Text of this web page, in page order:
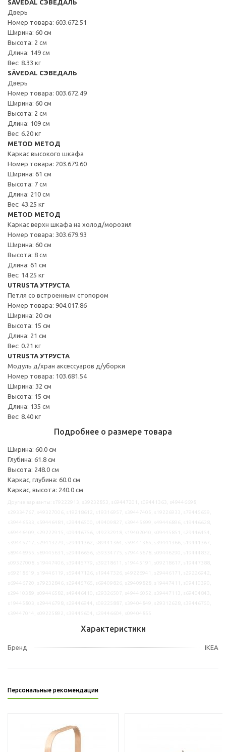
SÄVEDAL СЭВЕДАЛЬ
Дверь
Номер товара: 603.672.51
Ширина: 60 см
Высота: 2 см
Длина: 149 см
Вес: 8.33 кг
SÄVEDAL СЭВЕДАЛЬ
Дверь
Номер товара: 003.672.49
Ширина: 60 см
Высота: 2 см
Длина: 109 см
Вес: 6.20 кг
METOD МЕТОД
Каркас высокого шкафа
Номер товара: 203.679.60
Ширина: 61 см
Высота: 7 см
Длина: 210 см
Вес: 43.25 кг
METOD МЕТОД
Каркас верхн шкафа на холод/морозил
Номер товара: 303.679.93
Ширина: 60 см
Высота: 8 см
Длина: 61 см
Вес: 14.25 кг
UTRUSTA УТРУСТА
Петля со встроенным стопором
Номер товара: 904.017.86
Ширина: 20 см
Высота: 15 см
Длина: 21 см
Вес: 0.21 кг
UTRUSTA УТРУСТА
Модуль д/хран аксессуаров д/уборки
Номер товара: 103.681.54
Ширина: 32 см
Высота: 15 см
Длина: 135 см
Вес: 8.40 кг
Подробнее о размере товара
Ширина: 60.0 см
Глубина: 61.8 см
Высота: 248.0 см
Каркас, глубина: 60.0 см
Каркас, высота: 240.0 см
Характеристики
Бренд IKEA
Персональные рекомендации